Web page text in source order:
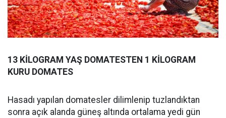
13 KİLOGRAM YAŞ DOMATESTEN 1 KİLOGRAM
KURU DOMATES
Hasadı yapılan domatesler dilimlenip tuzlandıktan
sonra açık alanda güneş altında ortalama yedi gün